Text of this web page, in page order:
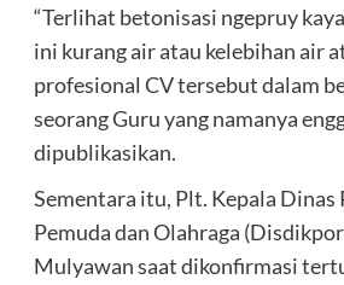
“Terlihat betonisasi ngepruy
ini kurang air atau kelebihan air
profesional CV tersebut dalam
seorang Guru yang namanya
dipublikasikan.
Sementara itu, Plt. Kepala Dinas
Pemuda dan Olahraga
Mulyawan saat dikonfirmasi